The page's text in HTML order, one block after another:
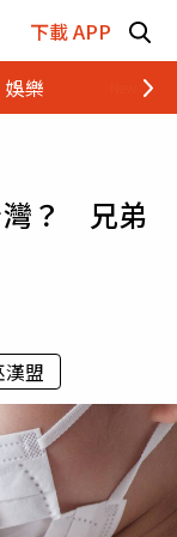
下載 APP
娛樂 財經
灣？ 兄弟
漢盟